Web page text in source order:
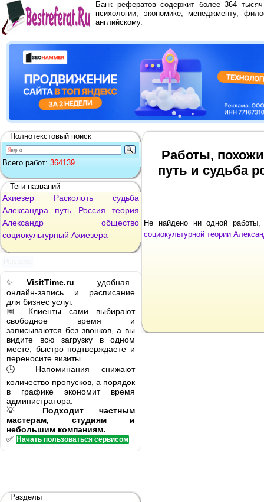
Банк рефератов содержит более 364
психологии, экономике, менеджменту,
английскому.
Полнотекстовый поиск
Всего работ: 364139
Теги названий
Ахиезер Расколоть
судьба
Александра
путь Россия
теория
Александр
общество
социокультурный Ахиезера
✨ VisitTime.ru — удобная
онлайн-запись и расписание
для бизнес услуг.
📅 Клиенты сами выбирают
свободное время и
записываются без звонков, а вы
видите всю загрузку в одном
месте, быстро подтверждаете и
переносите визиты.
🕒 Напоминания снижают
количество пропусков, а порядок
в графике экономит время
администратора.
💡 Подходит частным
мастерам, студиям и
небольшим компаниям.
✅ Начать пользоваться сервисом
Разделы
Работы,
путь и судьба
Не найдено ни одной
социокультурной теории